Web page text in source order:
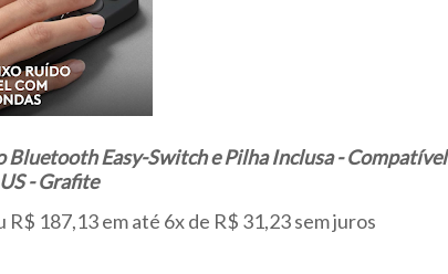
Bluetooth Easy-Switch e Pilha Inclusa - Compatível
- Grafite
187,13 em até 6x de R$ 31,23 sem juros